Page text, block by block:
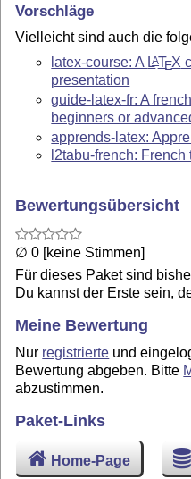
Vorschläge
Vielleicht sind auch die
latex-course: A LATEX
presentation
guide-latex-fr: A
beginners or
apprends-latex:
l2tabu-french:
Bewertungsübersicht
∅ 0 [keine Stimmen]
Für dieses Paket sind
Du kannst der Erste sein,
Meine Bewertung
Nur registrierte und
Bewertung abgeben. Bitte
abzustimmen.
Paket-Links
Home-Page